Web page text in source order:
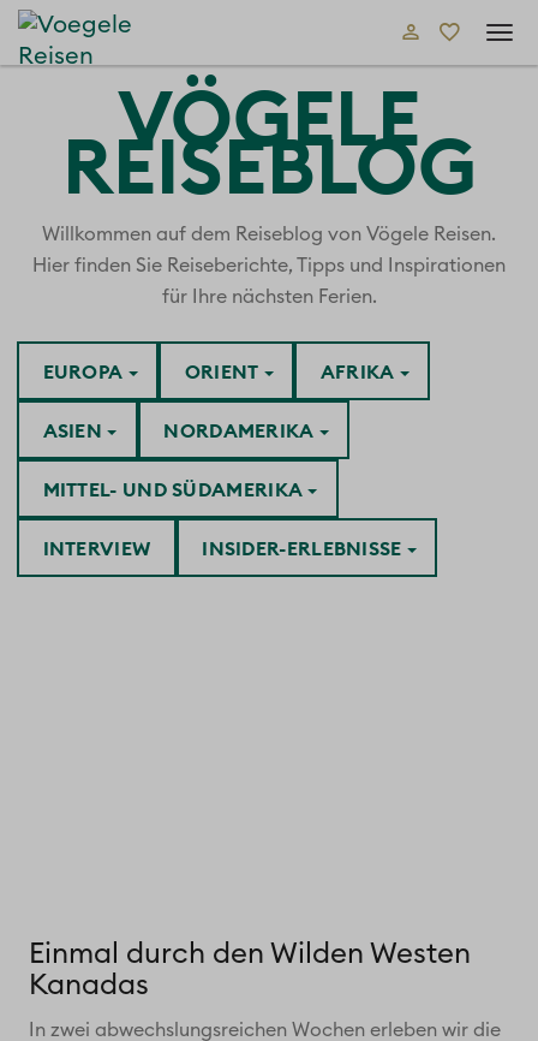
VÖGELE
REISEBLOG
Willkommen auf dem Reiseblog von Vögele Reisen.
Hier finden Sie Reiseberichte, Tipps und Inspirationen
für Ihre nächsten Ferien.
AFRIKA
ASIEN
EUROPA
INSIDER-ERLEBNISSE
INTERVIEW
MITTEL- UND SÜDAMERIKA
NORDAMERIKA
ORIENT
Einmal durch den Wilden Westen
Kanadas
In zwei abwechslungsreichen Wochen erleben wir die